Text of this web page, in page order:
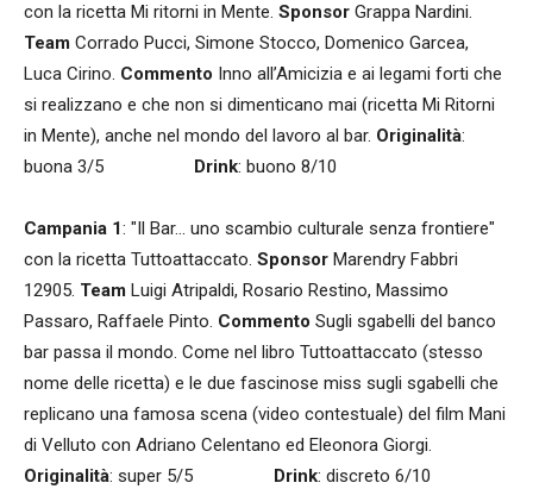
con la ricetta Mi ritorni in Mente. Sponsor Grappa Nardini.
Team Corrado Pucci, Simone Stocco, Domenico Garcea,
Luca Cirino. Commento Inno all’Amicizia e ai legami forti che
si realizzano e che non si dimenticano mai (ricetta Mi Ritorni
in Mente), anche nel mondo del lavoro al bar. Originalità:
buona 3/5 Drink: buono 8/10
Campania 1: "Il Bar... uno scambio culturale senza frontiere"
con la ricetta Tuttoattaccato. Sponsor Marendry Fabbri
12905. Team Luigi Atripaldi, Rosario Restino, Massimo
Passaro, Raffaele Pinto. Commento Sugli sgabelli del banco
bar passa il mondo. Come nel libro Tuttoattaccato (stesso
nome delle ricetta) e le due fascinose miss sugli sgabelli che
replicano una famosa scena (video contestuale) del film Mani
di Velluto con Adriano Celentano ed Eleonora Giorgi.
Originalità: super 5/5 Drink: discreto 6/10